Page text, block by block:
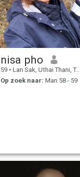
nisa pho
59 • Lan Sak, Uthai Thani, Thailand
Op zoek naar: Man 58 - 59